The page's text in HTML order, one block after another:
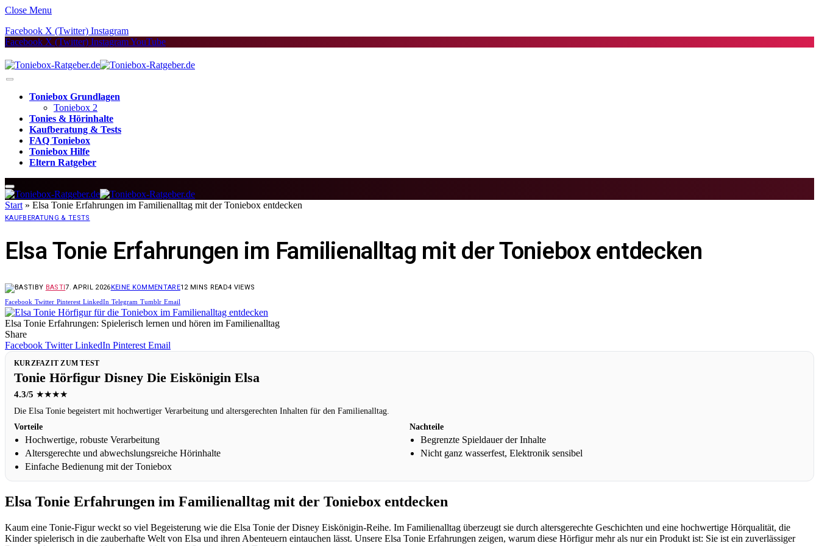
Close Menu
Facebook X (Twitter) Instagram
Facebook X (Twitter) InstagramYouTube
Toniebox Grundlagen
Toniebox 2
Tonies & Hörinhalte
Kaufberatung & Tests
FAQ Toniebox
Toniebox Hilfe
Eltern Ratgeber
Start » Elsa Tonie Erfahrungen im Familienalltag mit der Toniebox entdecken
KAUFBERATUNG & TESTS
Elsa Tonie Erfahrungen im Familienalltag mit der Toniebox entdecken
BY BASTI7. APRIL 2026KEINE KOMMENTARE12 MINS READ4 VIEWS
Facebook Twitter Pinterest LinkedIn Telegram Tumblr Email
Elsa Tonie Erfahrungen: Spielerisch lernen und hören im Familienalltag
Share
Facebook Twitter LinkedIn Pinterest Email
KURZFAZIT ZUM TEST
Tonie Hörfigur Disney Die Eiskönigin Elsa
4.3/5 ★★★★
Die Elsa Tonie begeistert mit hochwertiger Verarbeitung und altersgerechten Inhalten für den Familienalltag.
Vorteile
Hochwertige, robuste Verarbeitung
Altersgerechte und abwechslungsreiche Hörinhalte
Einfache Bedienung mit der Toniebox
Nachteile
Begrenzte Spieldauer der Inhalte
Nicht ganz wasserfest, Elektronik sensibel
Elsa Tonie Erfahrungen im Familienalltag mit der Toniebox entdecken
Kaum eine Tonie-Figur weckt so viel Begeisterung wie die Elsa Tonie der Disney Eiskönigin-Reihe. Im Familienalltag überzeugt sie durch altersgerechte Geschichten und eine hochwertige Hörqualität, die
Kinder spielerisch in die zauberhafte Welt von Elsa und ihren Abenteuern eintauchen lässt. Unsere Elsa Tonie Erfahrungen zeigen, warum diese Hörfigur mehr als nur ein Produkt ist: Sie ist ein zuverlässiger